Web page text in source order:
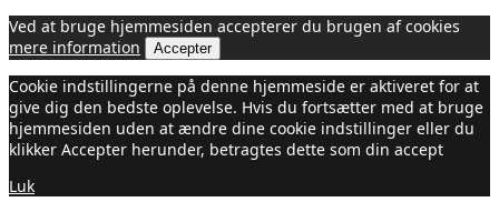
Ved at bruge hjemmesiden accepterer du brugen af cookies
mere information
Accepter
Cookie indstillingerne på denne hjemmeside er aktiveret for at
give dig den bedste oplevelse. Hvis du fortsætter med at bruge
hjemmesiden uden at ændre dine cookie indstillinger eller du
klikker Accepter herunder, betragtes dette som din accept
Luk